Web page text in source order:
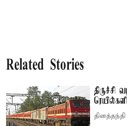
Related Stories
திருச்சி
தினத்தந்தி